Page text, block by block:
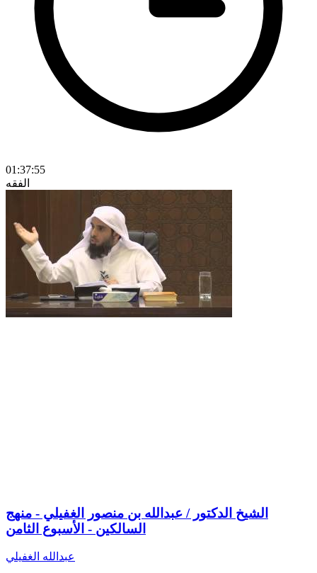
01:37:55
الفقه
الشيخ الدكتور / عبدالله بن منصور الغفيلي - منهج
السالكين - الأسبوع الثامن
عبدالله الغفيلي